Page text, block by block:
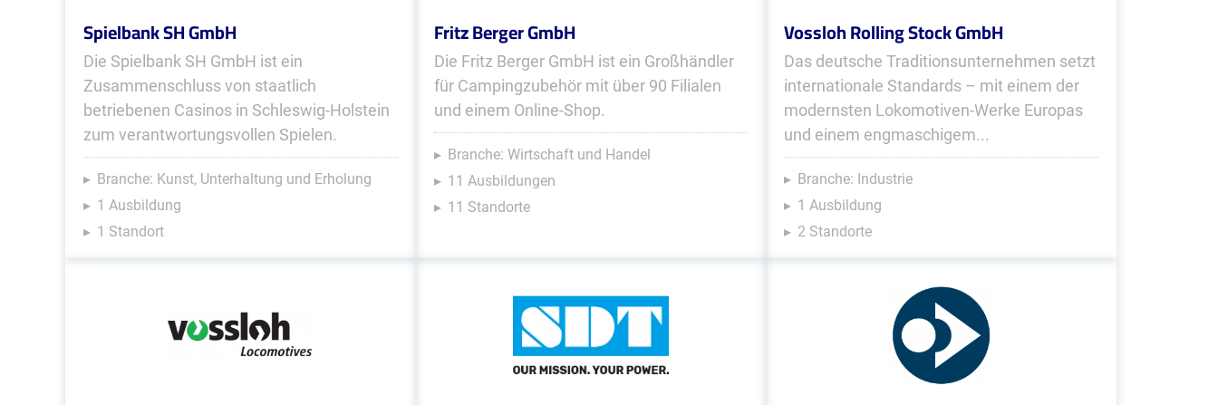
Spielbank SH GmbH
Die Spielbank SH GmbH ist ein
Zusammenschluss von staatlich
betriebenen Casinos in Schleswig-Holstein
zum verantwortungsvollen Spielen.
Branche: Kunst, Unterhaltung und Erholung
1 Ausbildung
1 Standort
Fritz Berger GmbH
Die Fritz Berger GmbH ist ein Großhändler
für Campingzubehör mit über 90 Filialen
und einem Online-Shop.
Branche: Wirtschaft und Handel
11 Ausbildungen
11 Standorte
Vossloh Rolling Stock GmbH
Das deutsche Traditionsunternehmen setzt
internationale Standards – mit einem der
modernsten Lokomotiven-Werke Europas
und einem engmaschigem...
Branche: Industrie
1 Ausbildung
2 Standorte